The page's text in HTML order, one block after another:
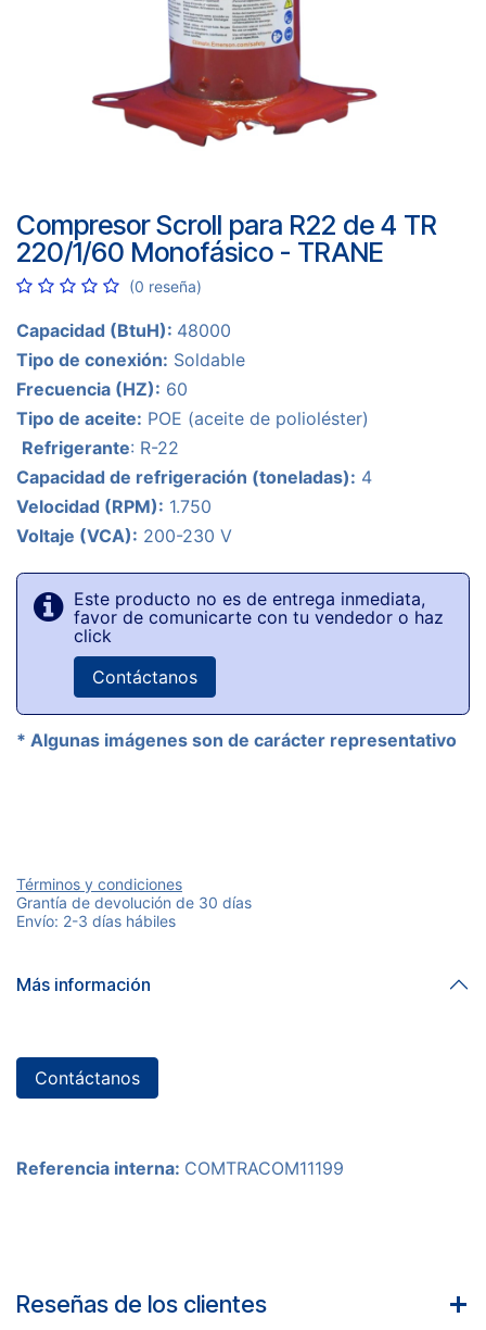
Compresor Scroll para R22 de 4 TR
220/1/60 Monofásico - TRANE
(0 reseña)
Capacidad (BtuH): 48000
Tipo de conexión: Soldable
Frecuencia (HZ): 60
Tipo de aceite: POE (aceite de polioléster)
Refrigerante: R-22
Capacidad de refrigeración (toneladas): 4
Velocidad (RPM): 1.750
Voltaje (VCA): 200-230 V
Este producto no es de entrega inmediata,
favor de comunicarte con tu vendedor o haz
click
Contáctanos
* Algunas imágenes son de carácter representativo
Términos y condiciones
Grantía de devolución de 30 días
Envío: 2-3 días hábiles
Más información
Contáctanos
Referencia interna: COMTRACOM11199
Reseñas de los clientes